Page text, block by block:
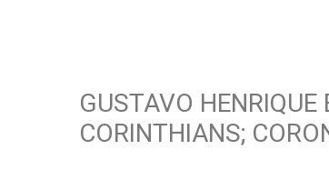
GUSTAVO
CORINTHIANS;